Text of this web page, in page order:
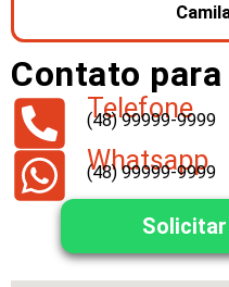
Contato
Telefone
(48) 99999-9999
Whatsapp
(48) 99999-9999